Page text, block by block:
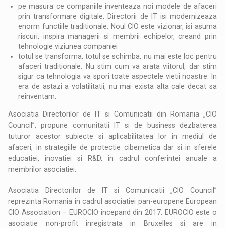
pe masura ce companiile inventeaza noi modele de afaceri
prin transformare digitale, Directorii de IT isi modernizeaza
enorm functiile traditionale. Noul CIO este vizionar, isi asuma
riscuri, inspira managerii si membrii echipelor, creand prin
tehnologie viziunea companiei
totul se transforma, totul se schimba, nu mai este loc pentru
afaceri traditionale. Nu stim cum va arata viitorul, dar stim
sigur ca tehnologia va spori toate aspectele vietii noastre. In
era de astazi a volatilitatii, nu mai exista alta cale decat sa
reinventam.
Asociatia Directorilor de IT si Comunicatii din Romania „CIO
Council”, propune comunitatii IT si de business dezbaterea
tuturor acestor subiecte si aplicabilitatea lor in mediul de
afaceri, in strategiile de protectie cibernetica dar si in sferele
educatiei, inovatiei si R&D, in cadrul conferintei anuale a
membrilor asociatiei.
Asociatia Directorilor de IT si Comunicatii „CIO Council”
reprezinta Romania in cadrul asociatiei pan-europene European
CIO Association – EUROCIO incepand din 2017. EUROCIO este o
asociatie non-profit inregistrata in Bruxelles si are in